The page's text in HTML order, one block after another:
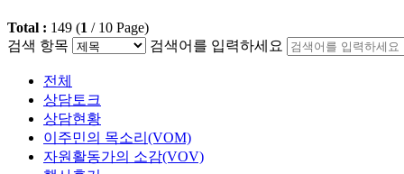
Total : 149 (1 / 10 Page)
검색 항목
검색어를 입력하세요
전체
상담토크
상담현황
이주민의 목소리(VOM)
자원활동가의 소감(VOV)